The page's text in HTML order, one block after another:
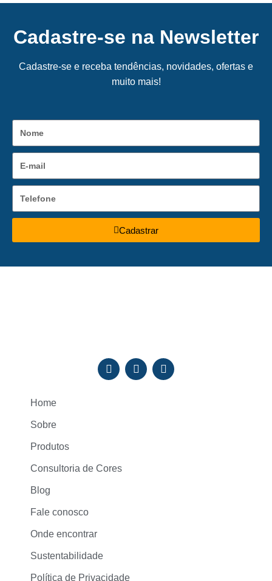
Cadastre-se na Newsletter
Cadastre-se e receba tendências, novidades, ofertas e
muito mais!
Cadastrar
Home
Sobre
Produtos
Consultoria de Cores
Blog
Fale conosco
Onde encontrar
Sustentabilidade
Política de Privacidade